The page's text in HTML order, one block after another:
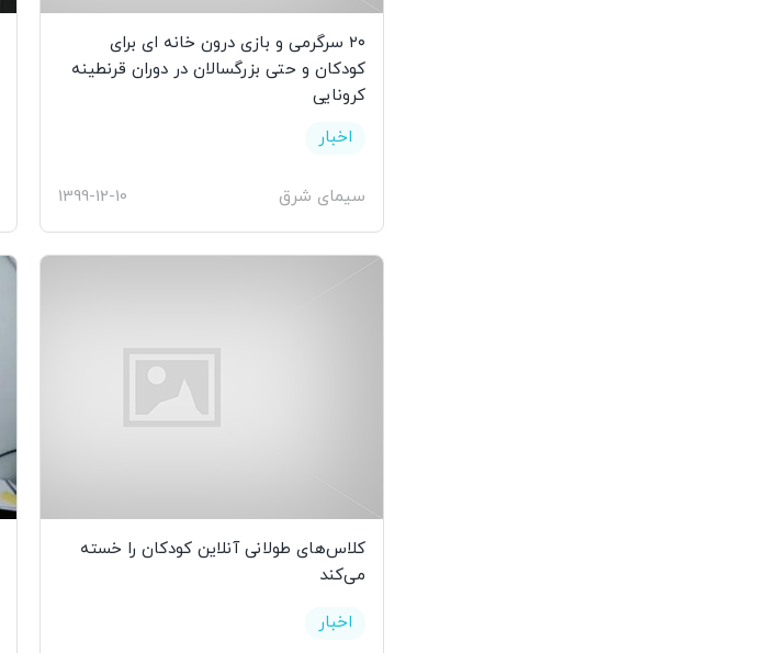
۲۰ سرگرمی‌ و بازی درون خانه ای برای
کودکان و حتی بزرگسالان در دوران قرنطینه
کرونایی
اخبار
سیمای شرق 1399-12-10
کلاس‌های ‌طولانی آنلاین کودکان را خسته
می‌کند
اخبار